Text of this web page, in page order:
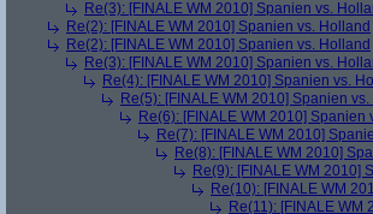
Re(3): [FINALE WM 2010] Spanien vs.
Re(2): [FINALE WM 2010] Spanien vs. Holland
Re(2): [FINALE WM 2010] Spanien vs. Holland
Re(3): [FINALE WM 2010] Spanien vs.
Re(4): [FINALE WM 2010] Spanien vs.
Re(5): [FINALE WM 2010] Spanien
Re(6): [FINALE WM 2010] Spanien
Re(7): [FINALE WM 2010]
Re(8): [FINALE WM 2010]
Re(9): [FINALE WM 2010]
Re(10): [FINALE WM
Re(11): [FINALE